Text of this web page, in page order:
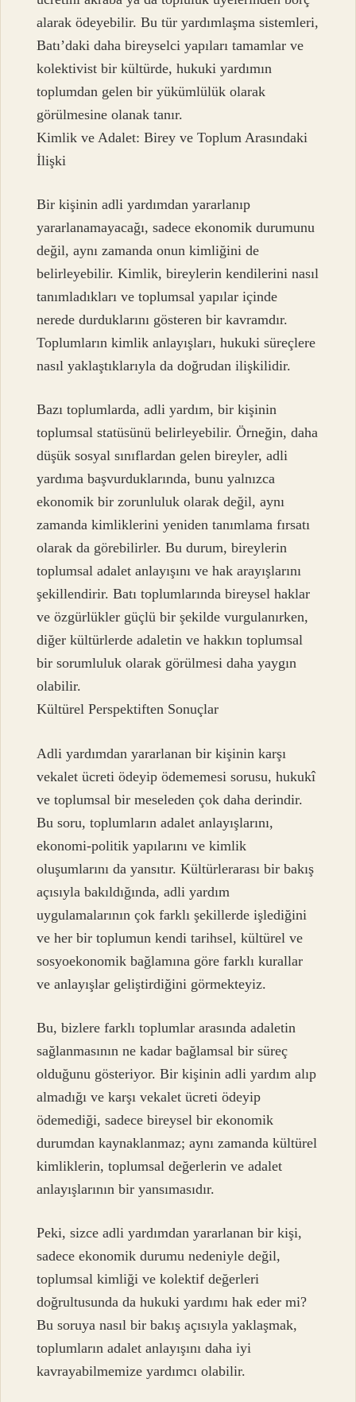
alarak ödeyebilir. Bu tür yardımlaşma sistemleri,
Batı’daki daha bireyselci yapıları tamamlar ve
kolektivist bir kültürde, hukuki yardımın
toplumdan gelen bir yükümlülük olarak
görülmesine olanak tanır.
Kimlik ve Adalet: Birey ve Toplum Arasındaki
İlişki
Bir kişinin adli yardımdan yararlanıp
yararlanamayacağı, sadece ekonomik durumunu
değil, aynı zamanda onun kimliğini de
belirleyebilir. Kimlik, bireylerin kendilerini nasıl
tanımladıkları ve toplumsal yapılar içinde
nerede durduklarını gösteren bir kavramdır.
Toplumların kimlik anlayışları, hukuki süreçlere
nasıl yaklaştıklarıyla da doğrudan ilişkilidir.
Bazı toplumlarda, adli yardım, bir kişinin
toplumsal statüsünü belirleyebilir. Örneğin, daha
düşük sosyal sınıflardan gelen bireyler, adli
yardıma başvurduklarında, bunu yalnızca
ekonomik bir zorunluluk olarak değil, aynı
zamanda kimliklerini yeniden tanımlama fırsatı
olarak da görebilirler. Bu durum, bireylerin
toplumsal adalet anlayışını ve hak arayışlarını
şekillendirir. Batı toplumlarında bireysel haklar
ve özgürlükler güçlü bir şekilde vurgulanırken,
diğer kültürlerde adaletin ve hakkın toplumsal
bir sorumluluk olarak görülmesi daha yaygın
olabilir.
Kültürel Perspektiften Sonuçlar
Adli yardımdan yararlanan bir kişinin karşı
vekalet ücreti ödeyip ödememesi sorusu, hukukî
ve toplumsal bir meseleden çok daha derindir.
Bu soru, toplumların adalet anlayışlarını,
ekonomi-politik yapılarını ve kimlik
oluşumlarını da yansıtır. Kültürlerarası bir bakış
açısıyla bakıldığında, adli yardım
uygulamalarının çok farklı şekillerde işlediğini
ve her bir toplumun kendi tarihsel, kültürel ve
sosyoekonomik bağlamına göre farklı kurallar
ve anlayışlar geliştirdiğini görmekteyiz.
Bu, bizlere farklı toplumlar arasında adaletin
sağlanmasının ne kadar bağlamsal bir süreç
olduğunu gösteriyor. Bir kişinin adli yardım alıp
almadığı ve karşı vekalet ücreti ödeyip
ödemediği, sadece bireysel bir ekonomik
durumdan kaynaklanmaz; aynı zamanda kültürel
kimliklerin, toplumsal değerlerin ve adalet
anlayışlarının bir yansımasıdır.
Peki, sizce adli yardımdan yararlanan bir kişi,
sadece ekonomik durumu nedeniyle değil,
toplumsal kimliği ve kolektif değerleri
doğrultusunda da hukuki yardımı hak eder mi?
Bu soruya nasıl bir bakış açısıyla yaklaşmak,
toplumların adalet anlayışını daha iyi
kavrayabilmemize yardımcı olabilir.